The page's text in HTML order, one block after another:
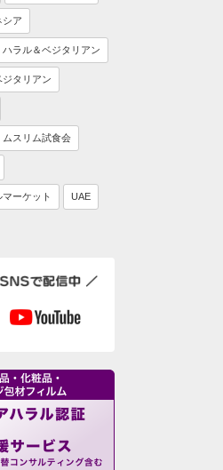
シア
ハラル＆ベジタリアン
ジタリアン
ムスリム試食会
マーケット UAE